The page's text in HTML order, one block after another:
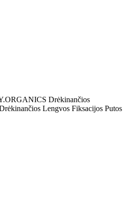
Drėkinančios
Lengvos Fiksacijos Putos